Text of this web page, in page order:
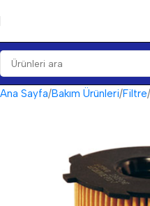
Ana Sayfa Bakım Ürünleri Filtre